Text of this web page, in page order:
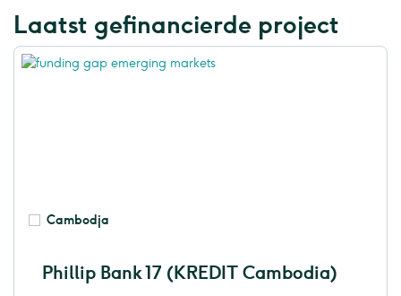
Laatst gefinancierde project
Cambodja
Phillip Bank 17 (KREDIT Cambodia)